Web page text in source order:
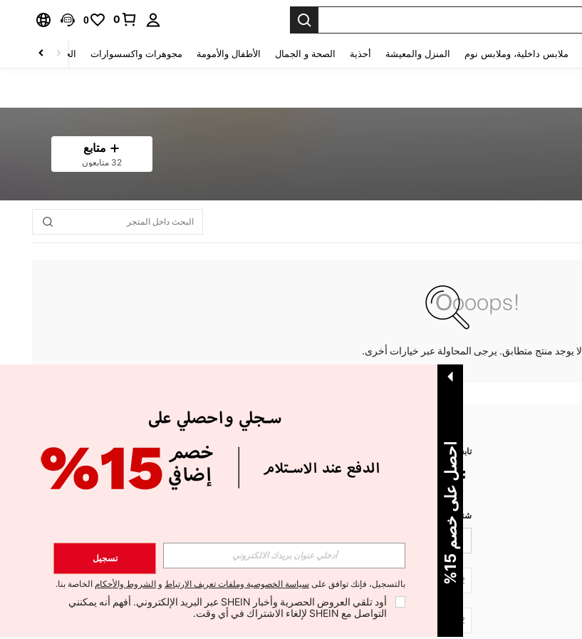
0
0
ملابس داخلية، وملابس نوم المنزل والمعيشة أحذية الصحة و الجمال الأطفال والأمومة مجوهرات واكسسوارات الحقائب والأمتعة
متابع
32 متابعون
لا يوجد منتج متطابق. يرجى المحاولة عبر خيارات أخرى.
تابعنا على
شتركي مع شي إن لتصلك أخبار الموضة
الإشتراك
JO + 962 اشتراك
JO + 962
ا
ح
ص
ل
ع
ل
ى
خ
ص
م
1
5
%
تسجيل
بالتسجيل، فإنك توافق على سياسة الخصوصية وملفات تعريف الارتباط و الشروط والأحكام الخاصة بنا.
أود تلقي العروض الحصرية وأخبار SHEIN عبر البريد الإلكتروني. أفهم أنه يمكنني
التواصل مع SHEIN لإلغاء الاشتراك في أي وقت.